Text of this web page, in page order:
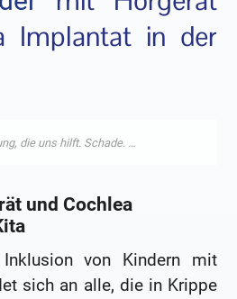
Implantat in der
und Cochlea
von Kindern mit
sich an alle, die in Krippe